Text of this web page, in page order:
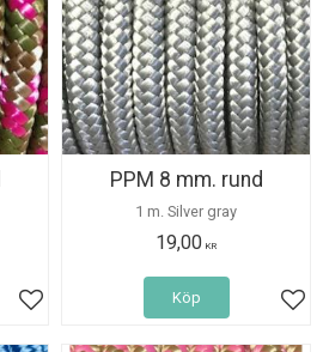
Lägg till i favoriter
PPM 8 mm. rund
1 m. Silver gray
19,00 KR
Köp